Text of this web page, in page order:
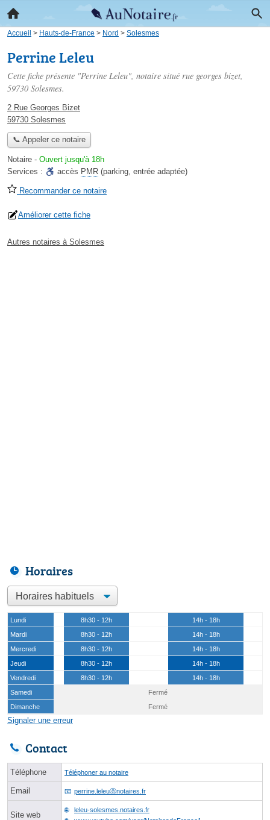
Accueil > Hauts-de-France > Nord > Solesmes
Perrine Leleu
Cette fiche présente "Perrine Leleu", notaire situé rue georges bizet,
59730 Solesmes.
2 Rue Georges Bizet
59730 Solesmes
📞 Appeler ce notaire
Notaire - Ouvert jusqu'à 18h
Services :
accès PMR (parking, entrée adaptée)
Recommander ce notaire
Améliorer cette fiche
Autres notaires à Solesmes
Horaires
Lundi 8h30 - 12h
14h - 18h
Mardi
8h30 - 12h
14h - 18h
Mercredi
8h30 - 12h
14h - 18h
Jeudi
8h30 - 12h
14h - 18h
Vendredi
8h30 - 12h
14h - 18h
Samedi
Fermé
Dimanche
Fermé
Signaler une erreur
Contact
Téléphone Téléphoner au notaire
Email perrine.leleuⓐnotaires.fr
Site web
leleu-solesmes.notaires.fr